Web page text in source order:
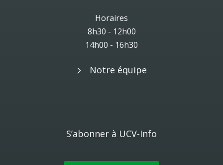
Horaires
8h30 - 12h00
14h00 - 16h30
Notre équipe
S’abonner à UCV-Info